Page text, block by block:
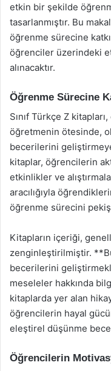
etkin bir şekilde
tasarlanmıştır. Bu
öğrenme sürecine
öğrenciler üzerindeki
alınacaktır.
Öğrenme Sürecine
Sınıf Türkçe Z
öğretmenin ötesinde,
becerilerini
kitaplar, öğrencilerin
etkinlikler ve
aracılığıyla
öğrenme sürecini
Kitapların içeriği,
zenginleştirilmiştir.
becerilerini
meseleler hakkında
kitaplarda yer alan
öğrencilerin hayal
eleştirel düşünme
Öğrencilerin